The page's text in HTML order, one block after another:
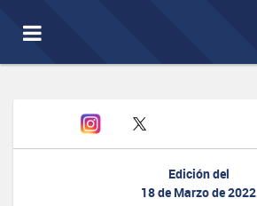
Toggle
navigation
Edición del
18 de Marzo de 2022